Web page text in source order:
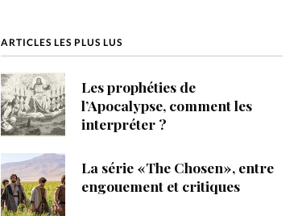
ARTICLES LES PLUS LUS
Les prophéties de
l’Apocalypse, comment les
interpréter ?
La série «The Chosen», entre
engouement et critiques